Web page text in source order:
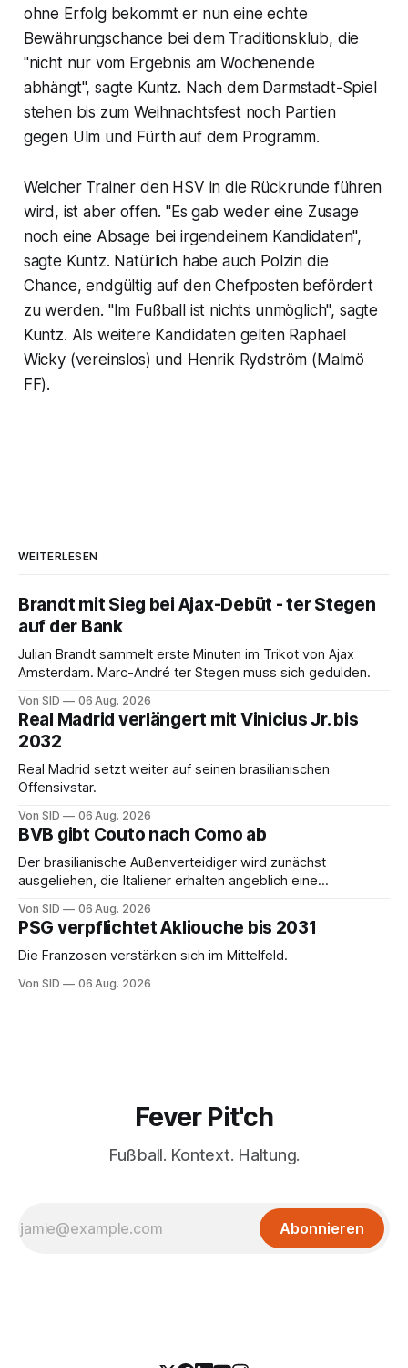
ohne Erfolg bekommt er nun eine echte
Bewährungschance bei dem Traditionsklub, die
"nicht nur vom Ergebnis am Wochenende
abhängt", sagte Kuntz. Nach dem Darmstadt-Spiel
stehen bis zum Weihnachtsfest noch Partien
gegen Ulm und Fürth auf dem Programm.
Welcher Trainer den HSV in die Rückrunde führen
wird, ist aber offen. "Es gab weder eine Zusage
noch eine Absage bei irgendeinem Kandidaten",
sagte Kuntz. Natürlich habe auch Polzin die
Chance, endgültig auf den Chefposten befördert
zu werden. "Im Fußball ist nichts unmöglich", sagte
Kuntz. Als weitere Kandidaten gelten Raphael
Wicky (vereinslos) und Henrik Rydström (Malmö
FF).
WEITERLESEN
Brandt mit Sieg bei Ajax-Debüt - ter Stegen
auf der Bank
Julian Brandt sammelt erste Minuten im Trikot von Ajax
Amsterdam. Marc-André ter Stegen muss sich gedulden.
Von SID 06 Aug. 2026
Real Madrid verlängert mit Vinicius Jr. bis
2032
Real Madrid setzt weiter auf seinen brasilianischen
Offensivstar.
Von SID 06 Aug. 2026
BVB gibt Couto nach Como ab
Der brasilianische Außenverteidiger wird zunächst
ausgeliehen, die Italiener erhalten angeblich eine
Von SID 06 Aug. 2026
PSG verpflichtet Akliouche bis 2031
Die Franzosen verstärken sich im Mittelfeld.
Von SID 06 Aug. 2026
Fever Pit'ch
Fußball. Kontext. Haltung.
Abonnieren